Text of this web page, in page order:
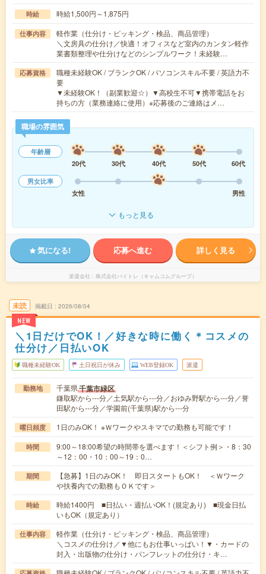
時給 時給1,500円～1,875円
仕事内容
軽作業（仕分け・ピッキング・検品、商品管理）
＼文房具の仕分け／快適！オフィスなど室内のカンタン軽作
業書類整理や仕分けなどのシンプルワーク！未経験…
応募資格
職種未経験OK / ブランクOK / パソコンスキル不要 / 英語力不
要
▼未経験OK！（副業歓迎☆）▼高校生不可▼携帯電話をお
持ちの方（業務連絡に使用）※応募後のご連絡はメ…
職場の雰囲気
年齢層
20代
30代 40代 50代
60代
男女比率
女性
男性
もっと見る
気になる! 応募へ進む 詳しく見る
派遣会社 株式会社バイトレ（キャムコムグループ）
未読
NEW
掲載日 2026/08/04
＼1日だけでOK！／好きな時に働く＊コスメの
仕分け／日払いOK
職種未経験OK 土日祝日が休み WEB登録OK 派遣
勤務地 千葉県千葉市緑区
鎌取駅から---分／土気駅から---分／おゆみ野駅から---分／誉
田駅から---分／学園前(千葉県)駅から---分
曜日頻度 1日のみOK！ ※Ｗワークやスキマでの勤務も可能です！
時間
9:00～18:00希望の時間帯を選べます！＜シフト例＞・8：30
～12：00・10：00～19：0…
期間
【急募】1日のみOK！ 即日スタートもOK！ ＜Ｗワーク
や扶養内での勤務もＯＫです＞
時給
時給1400円 ■日払い・週払いOK！(規定あり) ■現金日払
いもOK（規定あり）
仕事内容
軽作業（仕分け・ピッキング・検品、商品管理）
＼コスメの仕分け／▼他にもお仕事いっぱい！▼・カードの
封入・出版物の仕分け・パンフレットの仕分け・キ…